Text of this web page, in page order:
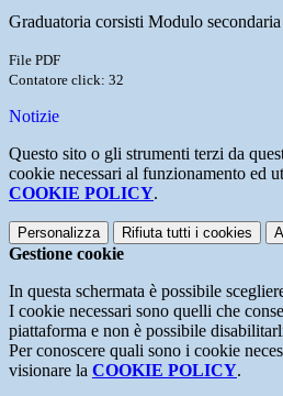
Graduatoria corsisti Modulo
File PDF
Contatore click: 32
Notizie
Questo sito o gli strumenti terzi da
cookie necessari al funzionamento ed
COOKIE POLICY.
Personalizza Rifiuta tutti i cookies
Gestione cookie
In questa schermata è possibile
I cookie necessari sono quelli che
piattaforma e non è possibile
Per conoscere quali sono i cookie
visionare la COOKIE POLICY.